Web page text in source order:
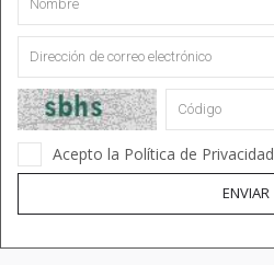
Acepto la Política de Privacidad
ENVIAR